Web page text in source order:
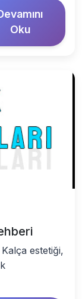
Oku
estetiği,